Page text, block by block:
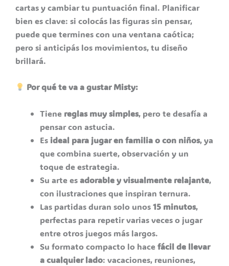
cartas y cambiar tu puntuación final. Planificar
bien es clave: si colocás las figuras sin pensar,
puede que termines con una ventana caótica;
pero si anticipás los movimientos, tu diseño
brillará.
Por qué te va a gustar Misty:
Tiene reglas muy simples, pero te desafía a
pensar con astucia.
Es ideal para jugar en familia o con niños, ya
que combina suerte, observación y un
toque de estrategia.
Su arte esadorable y visualmente relajante,
con ilustraciones que inspiran ternura.
Las partidas duran solo unos15 minutos,
perfectas para repetir varias veces o jugar
entre otros juegos más largos.
Su formato compacto lo hacefácil de llevar
a cualquier lado: vacaciones, reuniones,